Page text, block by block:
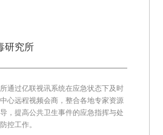
研究所
通过亿联视讯系统在应急状态下及时
心远程视频会商，整合各地专家资源
，提高公共卫生事件的应急指挥与处
控工作。